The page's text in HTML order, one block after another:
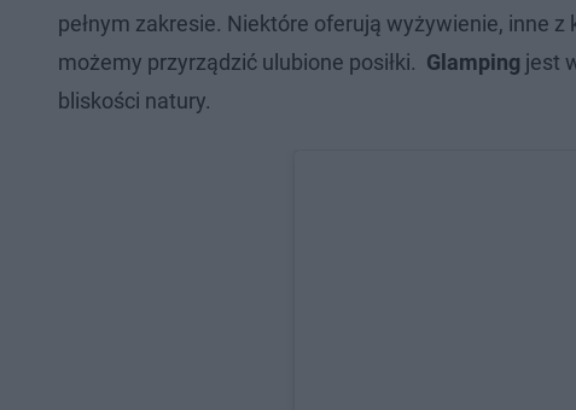
pełnym zakresie. Niektóre oferują wyżywienie, inne
możemy przyrządzić ulubione posiłki. Glamping jest
bliskości natury.